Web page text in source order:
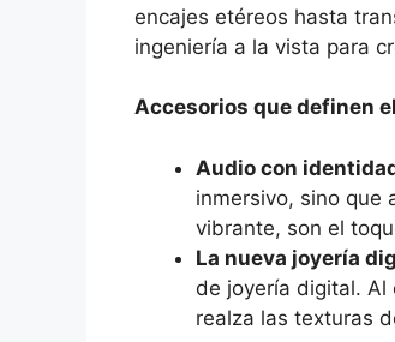
encajes etéreos hasta
ingeniería a la vista para
Accesorios que definen
Audio con
inmersivo, sino que
vibrante, son el
La nueva joyería
de joyería digital.
realza las texturas